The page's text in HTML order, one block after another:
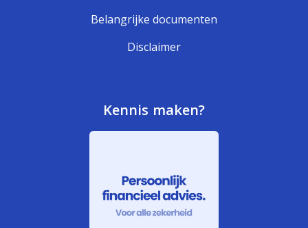
Belangrijke documenten
Disclaimer
Kennis maken?